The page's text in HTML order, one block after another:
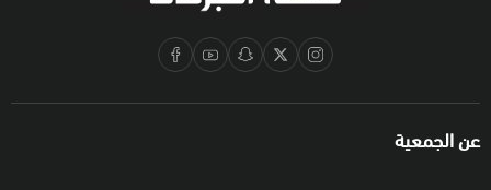
عن الجمعية